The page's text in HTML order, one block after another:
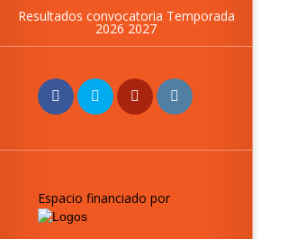
Resultados convocatoria Temporada
2026 2027
Espacio financiado por